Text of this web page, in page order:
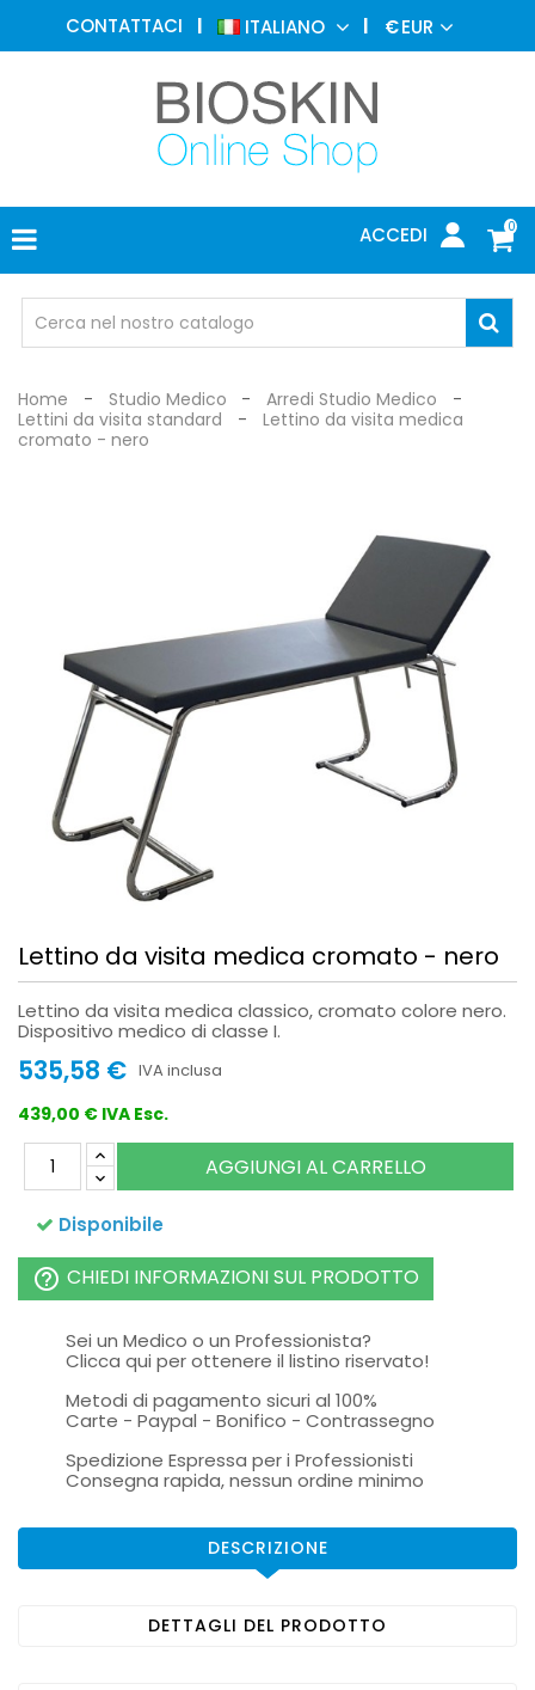
CONTATTACI ITALIANO €EUR
0
ACCEDI
MEDICINA
ESTETICA
DERMATOLOGIA
FOTOTERAPIA
ELETTROMEDICALI
MEDICO
OCCHIALI
DI
Home Studio Medico
Arredi Studio Medico
Lettini da visita standard
Lettino da visita medica
cromato - nero
Lettino da visita medica cromato - nero
Lettino da visita medica classico, cromato colore nero.
Dispositivo medico di classe I.
535,58 € IVA inclusa
439,00 € IVA Esc.
AGGIUNGI AL CARRELLO
Disponibile
help_outline CHIEDI INFORMAZIONI SUL PRODOTTO
Sei un Medico o un Professionista?
Clicca qui per ottenere il listino riservato!
Metodi di pagamento sicuri al 100%
Carte - Paypal - Bonifico - Contrassegno
Spedizione Espressa per i Professionisti
Consegna rapida, nessun ordine minimo
DESCRIZIONE
DETTAGLI DEL PRODOTTO